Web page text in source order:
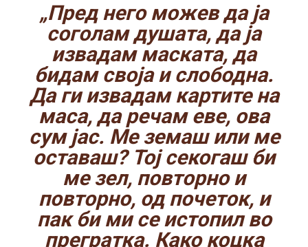
„Пред него можев да ја
соголам душата, да ја
извадам маската, да
бидам своја и слободна.
Да ги извадам картите на
маса, да речам еве, ова
сум јас. Ме земаш или ме
оставаш? Тој секогаш би
ме зел, повторно и
повторно, од почеток, и
пак би ми се истопил во
прегратка. Како коцка